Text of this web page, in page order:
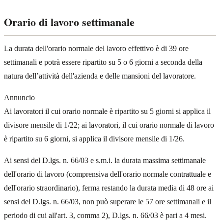
Orario di lavoro settimanale
La durata dell'orario normale del lavoro effettivo è di 39 ore
settimanali e potrà essere ripartito su 5 o 6 giorni a seconda della
natura dell’attività dell'azienda e delle mansioni del lavoratore.
Annuncio
Ai lavoratori il cui orario normale è ripartito su 5 giorni si applica il
divisore mensile di 1/22; ai lavoratori, il cui orario normale di lavoro
è ripartito su 6 giorni, si applica il divisore mensile di 1/26.
Ai sensi del D.lgs. n. 66/03 e s.m.i. la durata massima settimanale
dell'orario di lavoro (comprensiva dell'orario normale contrattuale e
dell'orario straordinario), ferma restando la durata media di 48 ore ai
sensi del D.lgs. n. 66/03, non può superare le 57 ore settimanali e il
periodo di cui all'art. 3, comma 2), D.lgs. n. 66/03 è pari a 4 mesi.